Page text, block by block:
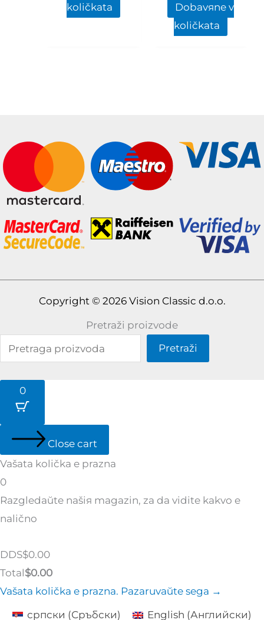
količkata
Dobavяne v
količkata
Copyright © 2026 Vision Classic d.o.o.
Pretraži proizvode
Pretraži
0
Close cart
Vašata količka e prazna
0
Razgledaйte našiя magazin, za da vidite kakvo e
nalično
Tax
Amount:
DDS$0.00
Cart
Total:
Total$0.00
Vašata količka e prazna. Pazaruvaйte sega →
српски (Сръбски) English (Английски)